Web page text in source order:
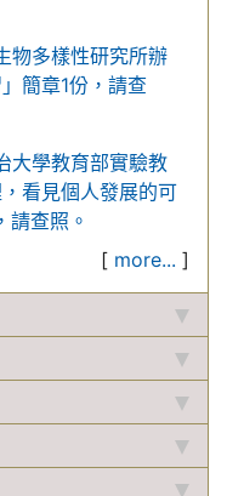
物多樣性研究所辦
簡章1份，請查
大學教育部實驗教
看見個人發展的可
查照。
[ more... ]